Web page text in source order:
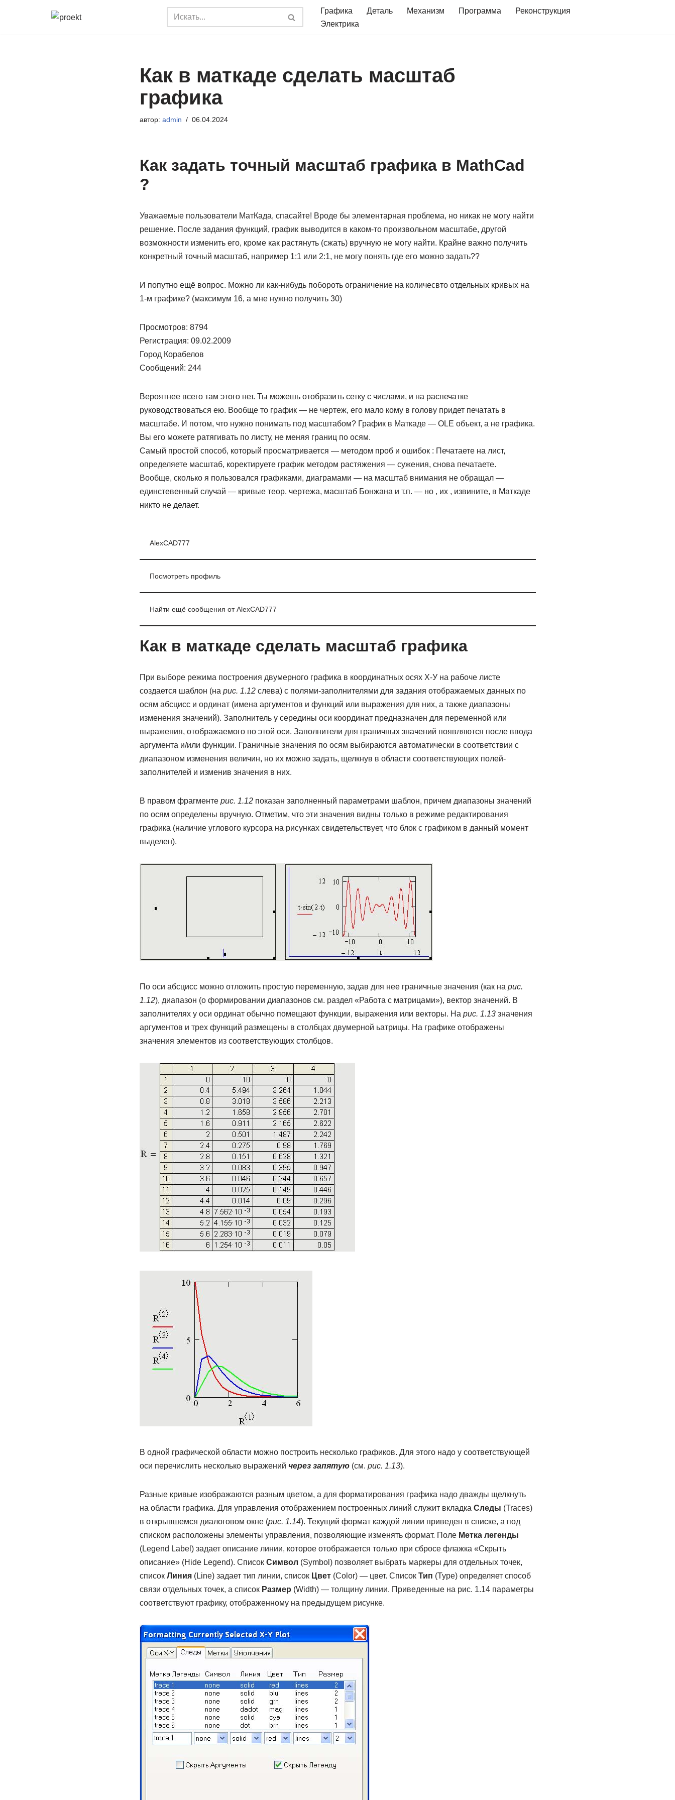
Графика Деталь Механизм Программа
Реконструкция
Электрика
Как в маткаде сделать масштаб
графика
автор: admin 06.04.2024
Как задать точный масштаб графика в MathCad
?
Уважаемые пользователи МатКада, спасайте! Вроде бы элементарная проблема, но никак не могу найти
решение. После задания функций, график выводится в каком-то произвольном масштабе, другой
возможности изменить его, кроме как растянуть (сжать) вручную не могу найти. Крайне важно получить
конкретный точный масштаб, например 1:1 или 2:1, не могу понять где его можно задать??
И попутно ещё вопрос. Можно ли как-нибудь побороть ограничение на количесвто отдельных кривых на
1-м графике? (максимум 16, а мне нужно получить 30)
Просмотров: 8794
Регистрация: 09.02.2009
Город Корабелов
Сообщений: 244
Вероятнее всего там этого нет. Ты можешь отобразить сетку с числами, и на распечатке
руководствоваться ею. Вообще то график — не чертеж, его мало кому в голову придет печатать в
масштабе. И потом, что нужно понимать под масштабом? График в Маткаде — OLE объект, а не графика.
Вы его можете ратягивать по листу, не меняя границ по осям.
Самый простой способ, который просматривается — методом проб и ошибок : Печатаете на лист,
определяете масштаб, коректируете график методом растяжения — сужения, снова печатаете.
Вообще, сколько я пользовался графиками, диаграмами — на масштаб внимания не обращал —
единстевенный случай — кривые теор. чертежа, масштаб Бонжана и т.п. — но , их , извините, в Маткаде
никто не делает.
AlexCAD777
Посмотреть профиль
Найти ещё сообщения от AlexCAD777
Как в маткаде сделать масштаб графика
При выборе режима построения двумерного графика в координатных осях Х-У на рабоче листе
создается шаблон (на рис. 1.12слева) с полями-заполнителями для задания отображаемых данных по
осям абсцисс и ординат (имена аргументов и функций или выражения для них, а также диапазоны
изменения значений). Заполнитель у середины оси координат предназначен для переменной или
выражения, отображаемого по этой оси. Заполнители для граничных значений появляются после ввода
аргумента и/или функции. Граничные значения по осям выбираются автоматически в соответствии с
диапазоном изменения величин, но их можно задать, щелкнув в области соответствующих полей-
заполнителей и изменив значения в них.
В правом фрагменте рис. 1.12показан заполненный параметрами шаблон, причем диапазоны значений
по осям определены вручную. Отметим, что эти значения видны только в режиме редактирования
графика (наличие углового курсора на рисунках свидетельствует, что блок с графиком в данный момент
выделен).
По оси абсцисс можно отложить простую переменную, задав для нее граничные значения (как на рис.
1.12), диапазон (о формировании диапазонов см. раздел «Работа с матрицами»), вектор значений. В
заполнителях у оси ординат обычно помещают функции, выражения или векторы. На рис. 1.13значения
аргументов и трех функций размещены в столбцах двумерной ьатрицы. На графике отображены
значения элементов из соответствующих столбцов.
В одной графической области можно построить несколько графиков. Для этого надо у соответствующей
оси перечислить несколько выражений через запятую(см. рис. 1.13).
Разные кривые изображаются разным цветом, а для форматирования графика надо дважды щелкнуть
на области графика. Для управления отображением построенных линий служит вкладка Следы (Traces)
в открывшемся диалоговом окне (рис. 1.14). Текущий формат каждой линии приведен в списке, а под
списком расположены элементы управления, позволяющие изменять формат. Поле Метка легенды
(Legend Label) задает описание линии, которое отображается только при сбросе флажка «Скрыть
описание» (Hide Legend). Список Символ (Symbol) позволяет выбрать маркеры для отдельных точек,
список Линия(Line) задает тип линии, список Цвет(Color) — цвет. Список Тип (Туре) определяет способ
связи отдельных точек, а список Размер (Width) — толщину линии. Приведенные на рис. 1.14 параметры
соответствуют графику, отображенному на предыдущем рисунке.